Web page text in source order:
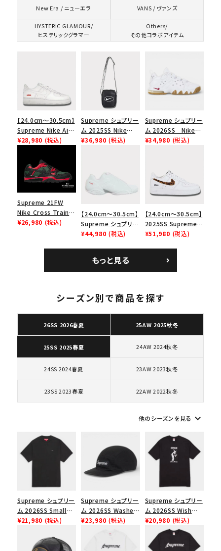
キャップ・ハット
パーカー・クルーネック
ショルダー・ウエストバッグ
ボックスロゴ ブラックスウェット
カテゴリーから探す
並び順
価格から探す
在庫のない商品を表示する
New Era / ニューエラ VANS / ヴァンズ
HYSTERIC GLAMOUR/
ヒステリックグラマー
Others/
その他コラボアイテム
【24.0cm～30.5cm】
Supreme Nike Air
Force 1 Low シュプ
ース１スニーカー シ
ューズ ホワイト
¥28,980 (税込)
Supreme シュプリー
ム 2025SS Nike
Leather Shoulder
¥36,980 (税込)
Supreme シュプリー
ム 2026SS Nike
SB Air Max 2 CB 94
ロー SP ホワイト
¥34,980 (税込)
Supreme 21FW
Nike Cross Trainer
Low ナイキクロスト
¥26,980 (税込)
【24.0cm～30.5cm】
Supreme シュプリー
ム 2023AW Nike
カー ホワイト 白
¥44,980 (税込)
【24.0cm～30.5cm】
2025SS Supreme
GOODENOUGH
ムグッドイナフ ナイキ
エアフォース１スニー
ト
¥51,980 (税込)
もっと見る
シーズン別で商品を探す
26SS 2026春夏 25AW 2025秋冬
25SS 2025春夏 24AW 2024秋冬
24SS 2024春夏 23AW 2023秋冬
23SS 2023春夏 22AW 2022秋冬
他のシーズンを見る keyboard_arrow_down
Supreme シュプリー
ム 2026SS Small
Box Tee スモールボ
¥21,980 (税込)
Supreme シュプリー
ム 2026SS Washed
Chino Twill Camp
¥23,980 (税込)
Supreme シュプリー
ム 2026SS Wish
Tee ウィッシュTシ
ャツ ブラック
¥20,980 (税込)